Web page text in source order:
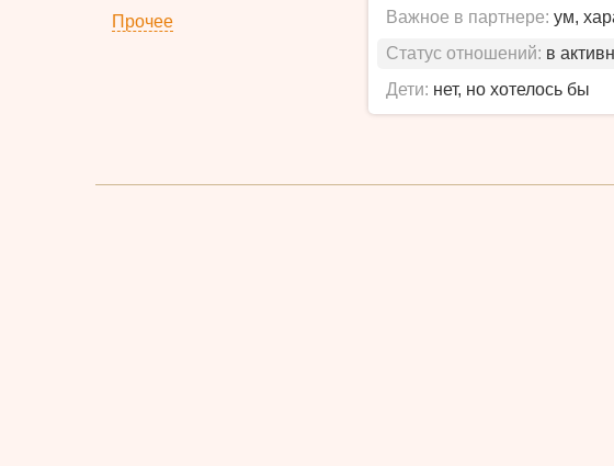
Прочее
Важное в партнере: ум,
Статус отношений: в
Дети: нет, но хотелось бы